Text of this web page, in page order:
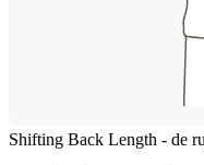
Shifting Back Length - de